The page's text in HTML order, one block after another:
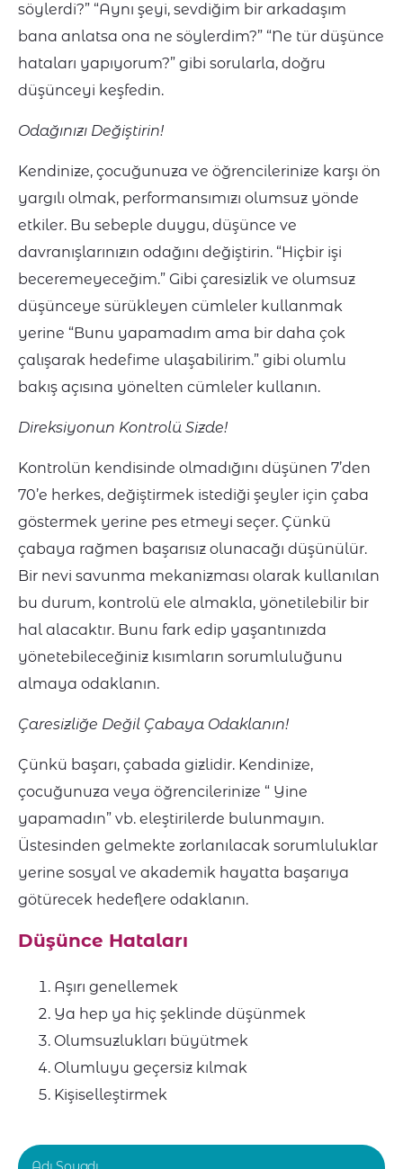
söylerdi?” “Aynı şeyi, sevdiğim bir arkadaşım
bana anlatsa ona ne söylerdim?” “Ne tür düşünce
hataları yapıyorum?” gibi sorularla, doğru
düşünceyi keşfedin.
Odağınızı Değiştirin!
Kendinize, çocuğunuza ve öğrencilerinize karşı ön
yargılı olmak, performansımızı olumsuz yönde
etkiler. Bu sebeple duygu, düşünce ve
davranışlarınızın odağını değiştirin. “Hiçbir işi
beceremeyeceğim.” Gibi çaresizlik ve olumsuz
düşünceye sürükleyen cümleler kullanmak
yerine “Bunu yapamadım ama bir daha çok
çalışarak hedefime ulaşabilirim.” gibi olumlu
bakış açısına yönelten cümleler kullanın.
Direksiyonun Kontrolü Sizde!
Kontrolün kendisinde olmadığını düşünen 7’den
70’e herkes, değiştirmek istediği şeyler için çaba
göstermek yerine pes etmeyi seçer. Çünkü
çabaya rağmen başarısız olunacağı düşünülür.
Bir nevi savunma mekanizması olarak kullanılan
bu durum, kontrolü ele almakla, yönetilebilir bir
hal alacaktır. Bunu fark edip yaşantınızda
yönetebileceğiniz kısımların sorumluluğunu
almaya odaklanın.
Çaresizliğe Değil Çabaya Odaklanın!
Çünkü başarı, çabada gizlidir. Kendinize,
çocuğunuza veya öğrencilerinize “ Yine
yapamadın” vb. eleştirilerde bulunmayın.
Üstesinden gelmekte zorlanılacak sorumluluklar
yerine sosyal ve akademik hayatta başarıya
götürecek hedeflere odaklanın.
Düşünce Hataları
Aşırı genellemek
Ya hep ya hiç şeklinde düşünmek
Olumsuzlukları büyütmek
Olumluyu geçersiz kılmak
Kişiselleştirmek